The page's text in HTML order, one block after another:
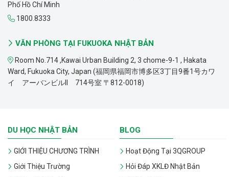
Phố Hồ Chí Minh
1800.8333
VĂN PHÒNG TẠI FUKUOKA NHẬT BẢN
Room No.714 ,Kawai Urban Building 2, 3 chome-9-1 , Hakata
Ward, Fukuoka City, Japan (福岡県福岡市博多区3丁目9番1号カワ
イ アーバンビルII 714号室 〒812-0018)
DU HỌC NHẬT BẢN
GIỚI THIỆU CHƯƠNG TRÌNH
Giới Thiệu Trường
BLOG
Hoạt Động Tại 3QGROUP
Hỏi Đáp XKLĐ Nhật Bản